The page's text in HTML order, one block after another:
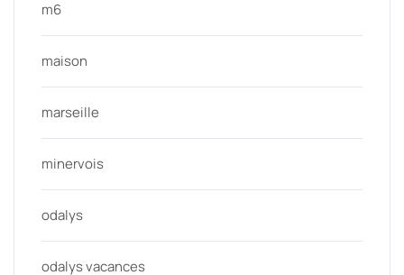
m6
maison
marseille
minervois
odalys
odalys vacances